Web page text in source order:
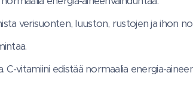
verisuonten, luuston, rustojen ja ihon
C-vitamiini edistää normaalia energia-